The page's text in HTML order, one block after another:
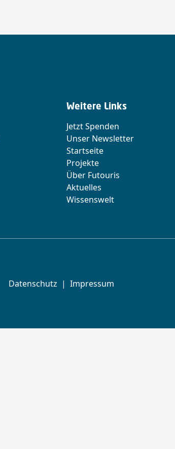
Weitere Links
Jetzt Spenden
Unser Newsletter
Startseite
Projekte
Über Futouris
Aktuelles
Wissenswelt
Datenschutz | Impressum